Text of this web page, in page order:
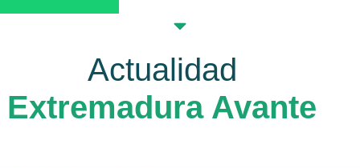
Actualidad
Extremadura Avante